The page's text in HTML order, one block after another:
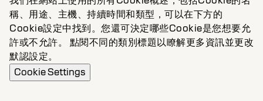
稱、用途、主機、持續時間和類型，可以在下方的
Cookie設定中找到。您還可決定哪些Cookie是您想要允
許或不允許。 點閱不同的類別標題以瞭解更多資訊並更改
默認設定。
Cookie Settings